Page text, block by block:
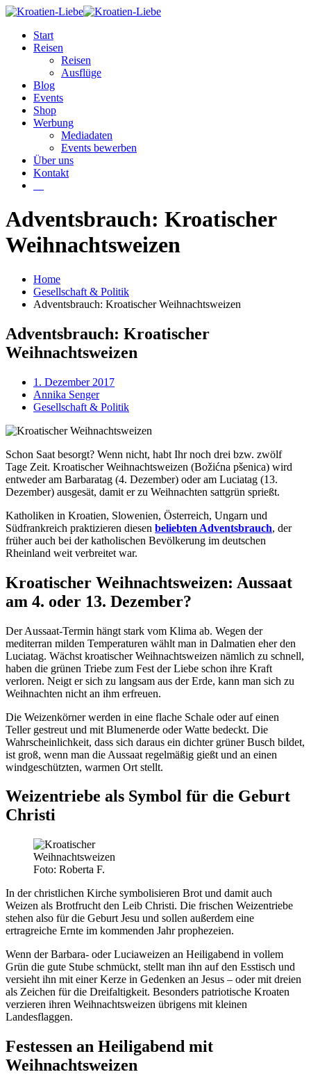
Start
Reisen
Reisen
Ausflüge
Blog
Events
Shop
Werbung
Mediadaten
Events bewerben
Über uns
Kontakt
Adventsbrauch: Kroatischer
Weihnachtsweizen
Home
Gesellschaft & Politik
Adventsbrauch: Kroatischer Weihnachtsweizen
Adventsbrauch: Kroatischer
Weihnachtsweizen
1. Dezember 2017
Annika Senger
Gesellschaft & Politik
Schon Saat besorgt? Wenn nicht, habt Ihr noch drei bzw. zwölf
Tage Zeit. Kroatischer Weihnachtsweizen (Božićna pšenica) wird
entweder am Barbaratag (4. Dezember) oder am Luciatag (13.
Dezember) ausgesät, damit er zu Weihnachten sattgrün sprießt.
Katholiken in Kroatien, Slowenien, Österreich, Ungarn und
Südfrankreich praktizieren diesen beliebten Adventsbrauch, der
früher auch bei der katholischen Bevölkerung im deutschen
Rheinland weit verbreitet war.
Kroatischer Weihnachtsweizen: Aussaat
am 4. oder 13. Dezember?
Der Aussaat-Termin hängt stark vom Klima ab. Wegen der
mediterran milden Temperaturen wählt man in Dalmatien eher den
Luciatag. Wächst kroatischer Weihnachtsweizen nämlich zu schnell,
haben die grünen Triebe zum Fest der Liebe schon ihre Kraft
verloren. Neigt er sich zu langsam aus der Erde, kann man sich zu
Weihnachten nicht an ihm erfreuen.
Die Weizenkörner werden in eine flache Schale oder auf einen
Teller gestreut und mit Blumenerde oder Watte bedeckt. Die
Wahrscheinlichkeit, dass sich daraus ein dichter grüner Busch bildet,
ist groß, wenn man die Aussaat regelmäßig gießt und an einen
windgeschützten, warmen Ort stellt.
Weizentriebe als Symbol für die Geburt
Christi
Foto: Roberta F.
In der christlichen Kirche symbolisieren Brot und damit auch
Weizen als Brotfrucht den Leib Christi. Die frischen Weizentriebe
stehen also für die Geburt Jesu und sollen außerdem eine
ertragreiche Ernte im kommenden Jahr prophezeien.
Wenn der Barbara- oder Luciaweizen an Heiligabend in vollem
Grün die gute Stube schmückt, stellt man ihn auf den Esstisch und
versieht ihn mit einer Kerze in Gedenken an Jesus – oder mit dreien
als Zeichen für die Dreifaltigkeit. Besonders patriotische Kroaten
verzieren ihren Weihnachtsweizen übrigens mit kleinen
Landesflaggen.
Festessen an Heiligabend mit
Weihnachtsweizen